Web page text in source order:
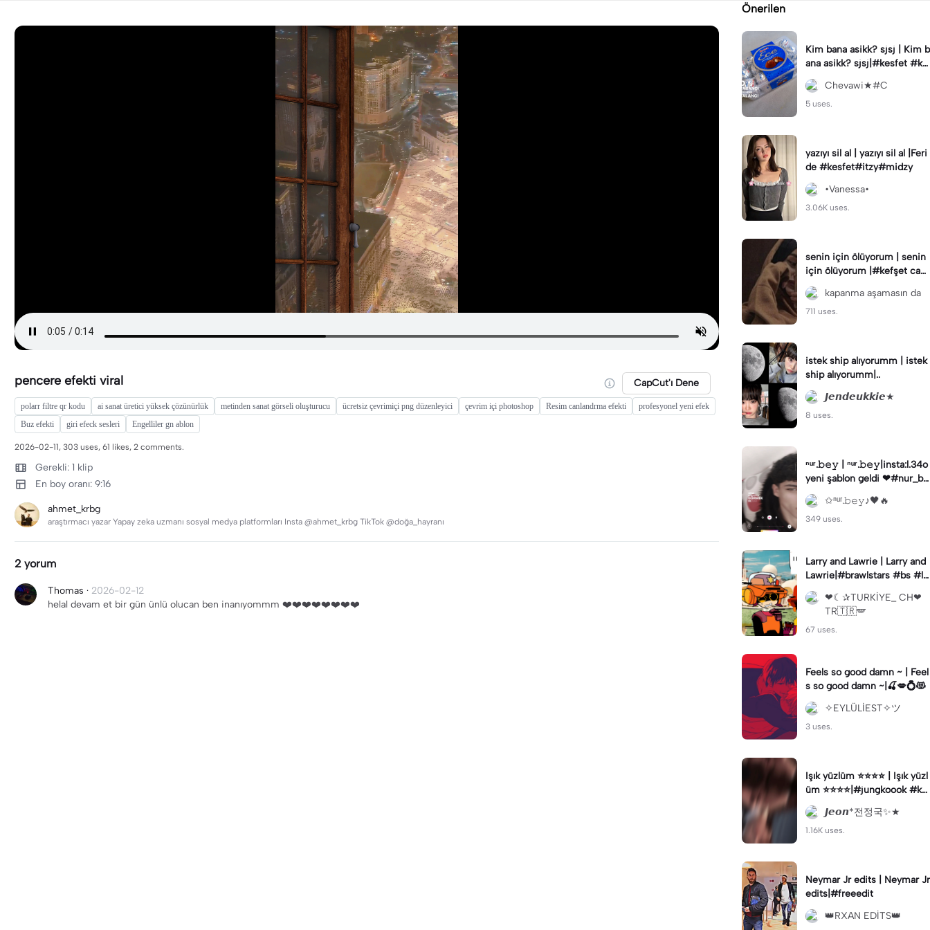
pencere efekti viral CapCut'ı Dene
polarr filtre qr kodu ai sanat üretici yüksek çözünürlük metinden sanat görseli oluşturucu ücretsiz çevrimiçi png düzenleyici çevrim içi photoshop Resim canlandrma efekti
profesyonel yeni efek
Buz efekti
giri efeck sesleri Engelliler gn ablon
2026-02-11, 303 uses, 61 likes, 2 comments.
Gerekli: 1 klip
En boy oranı: 9:16
ahmet_krbg
araştırmacı yazar Yapay zeka uzmanı sosyal medya platformları Insta @ahmet_krbg TikTok @doğa_hayranı
2 yorum
Thomas · 2026-02-12
helal devam et bir gün ünlü olucan ben inanıyommm ❤️❤️❤️❤️❤️❤️❤️❤️
Önerilen
Kim bana asikk? sjsj | Kim b
ana asikk? sjsj|#kesfet #ke
sfetteyiz #capcut #Ece
Chevawi★#C
5 uses.
yazıyı sil al | yazıyı sil al |Feri
de #kesfet#itzy#midzy
•Vanessa•
3.06K uses.
senin için ölüyorum | senin
için ölüyorum |#kefşet cap
cut benin öne çıkar kefşet k
efşet 🥲kapanma aşamasın da
711 uses.
istek ship alıyorumm | istek
ship alıyorumm|..
𝙅𝙚𝙣𝙙𝙚𝙪𝙠𝙠𝙞𝙚★
8 uses.
ⁿᵘʳ.𝚋𝚎𝚢 | ⁿᵘʳ.𝚋𝚎𝚢|insta:l.34o
yeni şablon geldi ❤#nur_be
y
✩ⁿᵘʳ.𝚋𝚎𝚢♪🖤🔥
349 uses.
Larry and Lawrie | Larry and
Lawrie|#brawlstars #bs #la
rryandlawrie #animation
❤︎︎☾✰TURKİYE_ CH❤︎︎
TR🇹🇷🪽
67 uses.
Feels so good damn ~ | Feel
s so good damn ~|🍒💋💍😻
✧EYLÜLİEST✧ツ
3 uses.
Işık yüzlüm ⭐️⭐️⭐️⭐️ | Işık yüzl
üm ⭐️⭐️⭐️⭐️|#jungkoook #ke
şfetbeniöneçıkart #jk#keşf
etbeniöneçıkar
𝙅𝙚𝙤𝙣*전정국✨★
1.16K uses.
Neymar Jr edits | Neymar Jr
edits|#freeedit
👑RXAN EDİTS👑